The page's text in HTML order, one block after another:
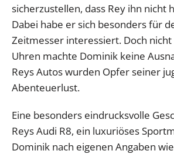
sicherzustellen, dass Rey ihn nicht
Dabei habe er sich besonders für
Zeitmesser interessiert. Doch
Uhren machte Dominik keine
Reys Autos wurden Opfer seiner
Abenteuerlust.
Eine besonders eindrucksvolle
Reys Audi R8, ein luxuriöses
Dominik nach eigenen Angaben